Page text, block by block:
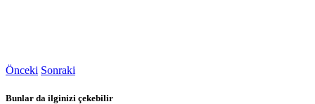
Önceki Sonraki
Bunlar da ilginizi çekebilir